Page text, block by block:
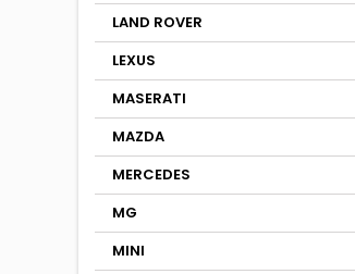
LAND ROVER
LEXUS
MASERATI
MAZDA
MERCEDES
MG
MINI